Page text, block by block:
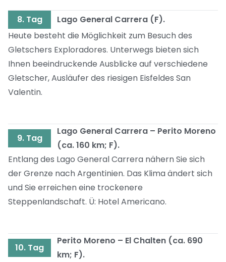
8. Tag
Lago General Carrera (F).
Heute besteht die Möglichkeit zum Besuch des
Gletschers Exploradores. Unterwegs bieten sich
Ihnen beeindruckende Ausblicke auf verschiedene
Gletscher, Ausläufer des riesigen Eisfeldes San
Valentin.
9. Tag
Lago General Carrera – Perito Moreno
(ca. 160 km; F).
Entlang des Lago General Carrera nähern Sie sich
der Grenze nach Argentinien. Das Klima ändert sich
und Sie erreichen eine trockenere
Steppenlandschaft. Ü: Hotel Americano.
10. Tag
Perito Moreno – El Chalten (ca. 690
km; F).